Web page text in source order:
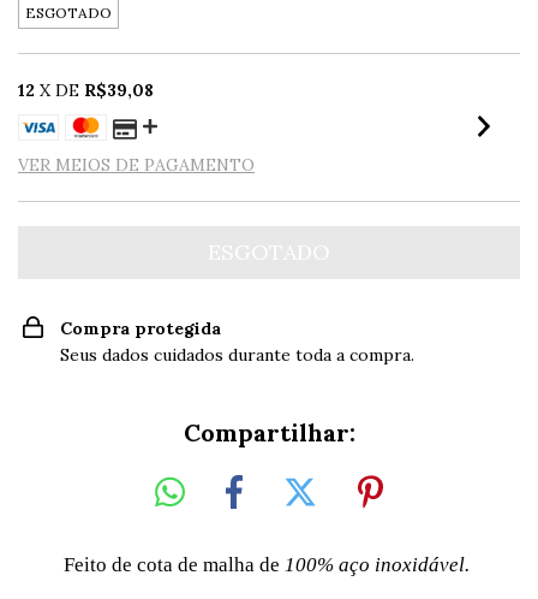
ESGOTADO
12 X DE R$39,08
VER MEIOS DE PAGAMENTO
Compra protegida
Seus dados cuidados durante toda a compra.
Compartilhar:
Feito de cota de malha de 100% aço inoxidável.